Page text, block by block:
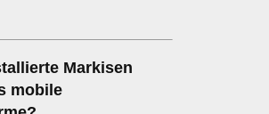
Markisen
mobile